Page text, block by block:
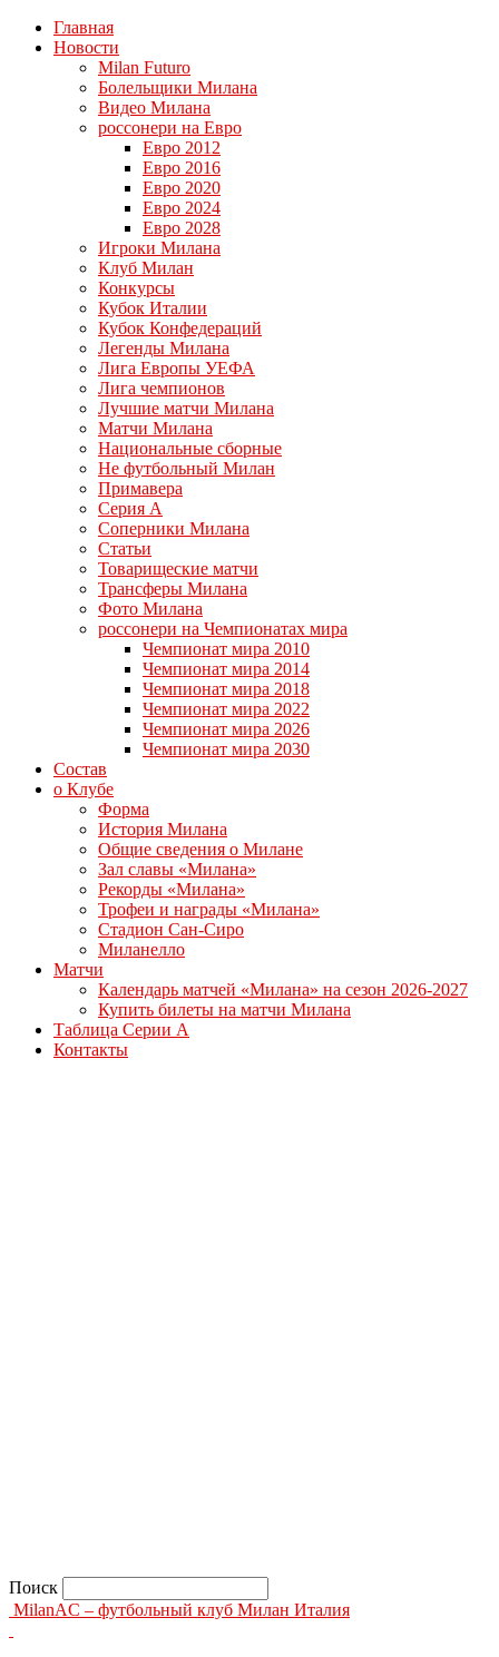
Главная
Новости
Milan Futuro
Болельщики Милана
Видео Милана
россонери на Евро
Евро 2012
Евро 2016
Евро 2020
Евро 2024
Евро 2028
Игроки Милана
Клуб Милан
Конкурсы
Кубок Италии
Кубок Конфедераций
Легенды Милана
Лига Европы УЕФА
Лига чемпионов
Лучшие матчи Милана
Матчи Милана
Национальные сборные
Не футбольный Милан
Примавера
Серия А
Соперники Милана
Статьи
Товарищеские матчи
Трансферы Милана
Фото Милана
россонери на Чемпионатах мира
Чемпионат мира 2010
Чемпионат мира 2014
Чемпионат мира 2018
Чемпионат мира 2022
Чемпионат мира 2026
Чемпионат мира 2030
Состав
о Клубе
Форма
История Милана
Общие сведения о Милане
Зал славы «Милана»
Рекорды «Милана»
Трофеи и награды «Милана»
Стадион Сан-Сиро
Миланелло
Матчи
Календарь матчей «Милана» на сезон 2026-2027
Купить билеты на матчи Милана
Таблица Серии А
Контакты
Поиск
MilanAC – футбольный клуб Милан Италия